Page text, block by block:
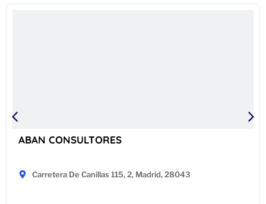
ABAN CONSULTORES
Carretera De Canillas 115, 2, Madrid, 28043